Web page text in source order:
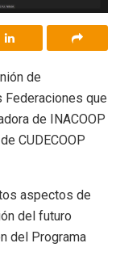
de
que
de INACOOP
CUDECOOP
aspectos de
del futuro
del Programa